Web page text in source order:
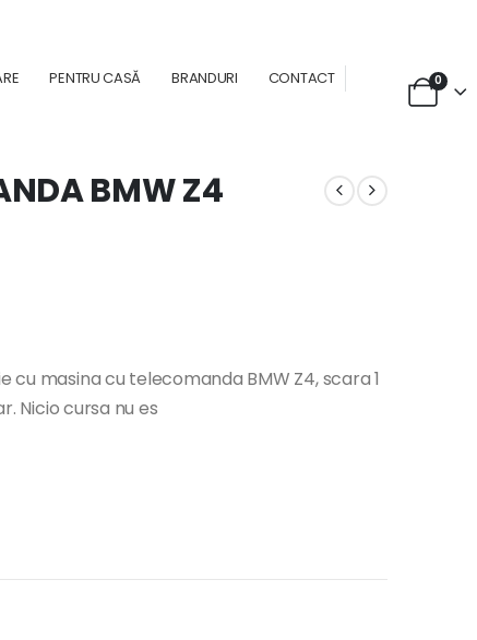
PENTRU CASĂ BRANDURI CONTACT 0
BMW Z4
masina cu telecomanda BMW Z4, scara 1
Nicio cursa nu es